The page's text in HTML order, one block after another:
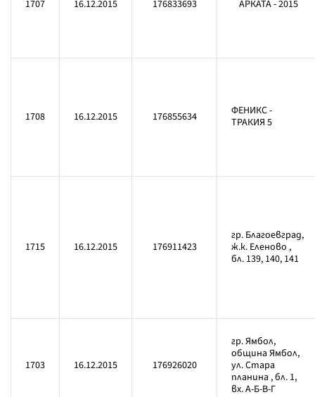
1707 16.12.2015 176833693 АРКАТА - 2015
1708 16.12.2015 176855634
ФЕНИКС -
ТРАКИЯ 5
1715 16.12.2015 176911423
гр. Благоевград,
ж.к. Еленово ,
бл. 139, 140, 141
1703 16.12.2015 176926020
гр. Ямбол,
община Ямбол,
ул. Стара
планина , бл. 1,
вх. А-Б-В-Г